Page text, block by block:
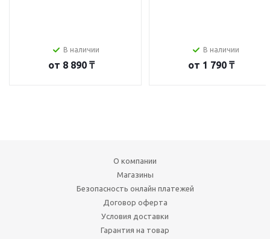
В наличии
от 8 890 ₸
В наличии
от 1 790 ₸
О компании
Магазины
Безопасность онлайн платежей
Договор оферта
Условия доставки
Гарантия на товар